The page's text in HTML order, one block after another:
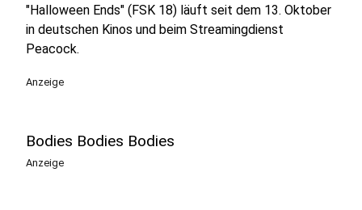
"Halloween Ends" (FSK 18) läuft seit dem 13. Oktober
in deutschen Kinos und beim Streamingdienst
Peacock.
Anzeige
Bodies Bodies Bodies
Anzeige